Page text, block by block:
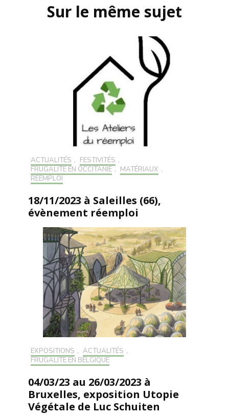
Sur le même sujet
ACTUALITÉS , FESTIVITÉS ,
FRUGALITÉ EN OCCITANIE , MATÉRIAUX ,
RÉEMPLOI
18/11/2023 à Saleilles (66),
évènement réemploi
EXPOSITIONS , ACTUALITÉS ,
FRUGALITÉ EN BELGIQUE
04/03/23 au 26/03/2023 à
Bruxelles, exposition Utopie
Végétale de Luc Schuiten